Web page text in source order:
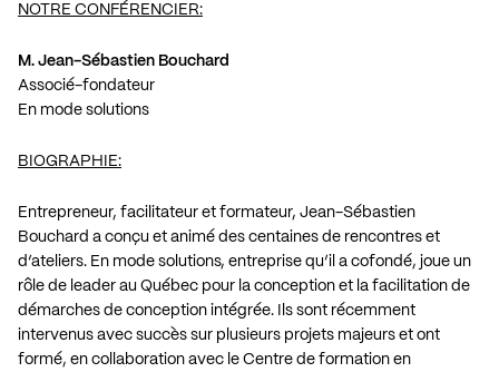
NOTRE CONFÉRENCIER:
M. Jean-Sébastien Bouchard
Associé-fondateur
En mode solutions
BIOGRAPHIE:
Entrepreneur, facilitateur et formateur, Jean-Sébastien
Bouchard a conçu et animé des centaines de rencontres et
d’ateliers. En mode solutions, entreprise qu’il a cofondé, joue un
rôle de leader au Québec pour la conception et la facilitation de
démarches de conception intégrée. Ils sont récemment
intervenus avec succès sur plusieurs projets majeurs et ont
formé, en collaboration avec le Centre de formation en